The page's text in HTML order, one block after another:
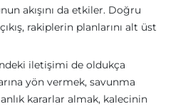
akışını da etkiler. Doğru
rakiplerin planlarını alt üst
iletişimi de oldukça
yön vermek, savunma
kararlar almak, kalecinin